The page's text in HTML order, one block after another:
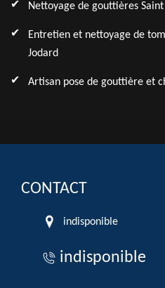
Nettoyage de gouttières Saint
Entretien et nettoyage de
Jodard
Artisan pose de gouttière et
CONTACT
indisponible
indisponible